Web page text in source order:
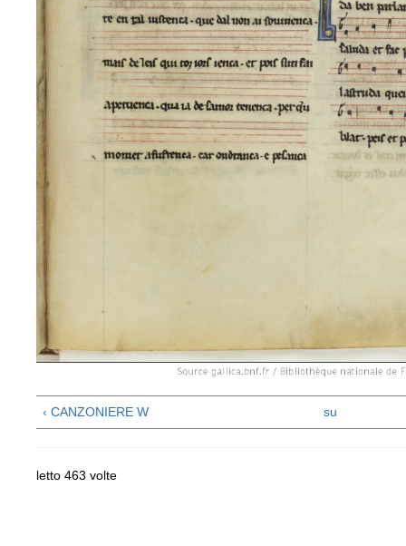
‹ CANZONIERE W su
letto 463 volte